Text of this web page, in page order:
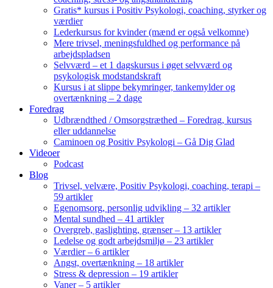
Gratis* kursus i Positiv Psykologi, coaching, styrker og
værdier
Lederkursus for kvinder (mænd er også velkomne)
Mere trivsel, meningsfuldhed og performance på
arbejdspladsen
Selvværd – et 1 dagskursus i øget selvværd og
psykologisk modstandskraft
Kursus i at slippe bekymringer, tankemylder og
overtænkning – 2 dage
Foredrag
Udbrændthed / Omsorgstræthed – Foredrag, kursus
eller uddannelse
Caminoen og Positiv Psykologi – Gå Dig Glad
Videoer
Podcast
Blog
Trivsel, velvære, Positiv Psykologi, coaching, terapi –
59 artikler
Egenomsorg, personlig udvikling – 32 artikler
Mental sundhed – 41 artikler
Overgreb, gaslighting, grænser – 13 artikler
Ledelse og godt arbejdsmiljø – 23 artikler
Værdier – 6 artikler
Angst, overtænkning – 18 artikler
Stress & depression – 19 artikler
Vaner – 5 artikler